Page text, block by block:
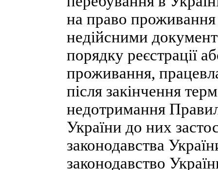
на право проживання
недійсними
порядку реєстрації
проживання,
після закінчення
недотримання
України до них
законодавства
законодавство